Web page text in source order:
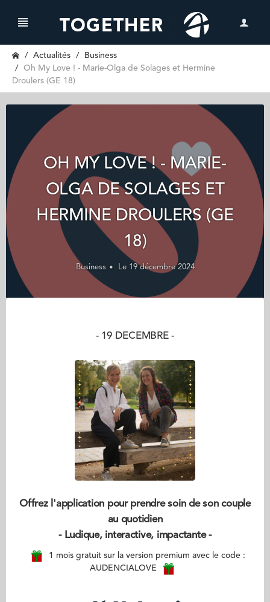
Actualités
Business
Oh My Love ! - Marie-Olga de Solages et Hermine
Droulers (GE 18)
OH MY LOVE ! - MARIE-
OLGA DE SOLAGES ET
HERMINE DROULERS (GE
18)
Business Le 19 décembre 2024
- 19 DECEMBRE -
Offrez l'application pour prendre soin de son couple
au quotidien
- Ludique, interactive, impactante -
1 mois gratuit sur la version premium avec le code :
AUDENCIALOVE